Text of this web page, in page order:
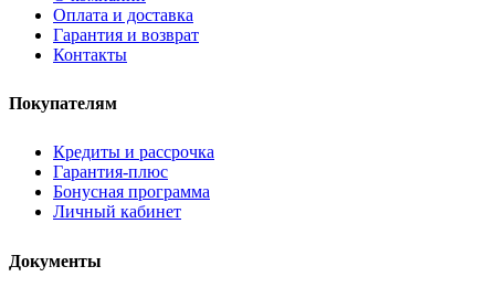
Оплата и доставка
Гарантия и возврат
Контакты
Покупателям
Кредиты и рассрочка
Гарантия-плюс
Бонусная программа
Личный кабинет
Документы